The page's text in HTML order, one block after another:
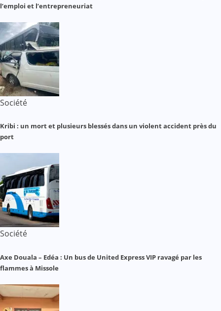
l’emploi et l’entrepreneuriat
Société
Kribi : un mort et plusieurs blessés dans un violent accident près du
port
Société
Axe Douala – Edéa : Un bus de United Express VIP ravagé par les
flammes à Missole